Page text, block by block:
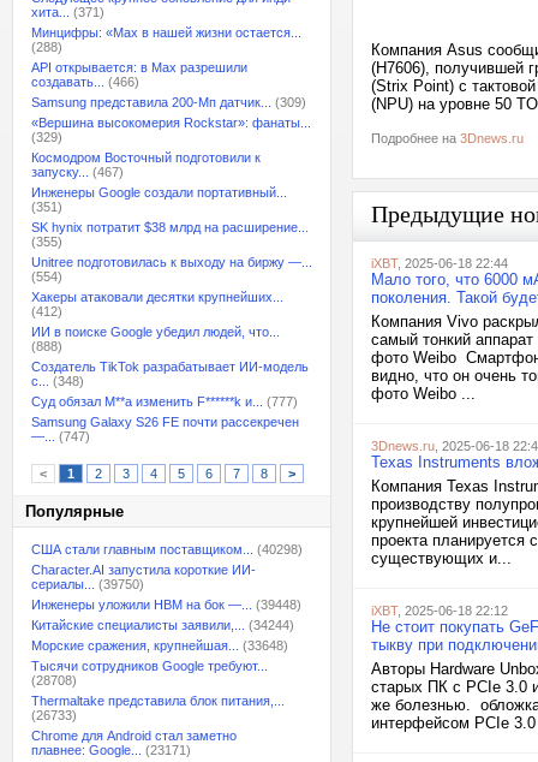
хита...
(371)
Минцифры: «Max в нашей жизни остается...
(288)
API открывается: в Max разрешили
создавать...
(466)
Samsung представила 200-Мп датчик...
(309)
«Вершина высокомерия Rockstar»: фанаты...
(329)
Космодром Восточный подготовили к
запуску...
(467)
Инженеры Google создали портативный...
(351)
SK hynix потратит $38 млрд на расширение...
(355)
Unitree подготовилась к выходу на биржу —...
(554)
Хакеры атаковали десятки крупнейших...
(412)
ИИ в поиске Google убедил людей, что...
(888)
Создатель TikTok разрабатывает ИИ-модель
с...
(348)
Суд обязал M**a изменить F******k и...
(777)
Samsung Galaxy S26 FE почти рассекречен
—...
(747)
< 1 2 3 4 5 6 7 8 >
Популярные
США стали главным поставщиком...
(40298)
Character.AI запустила короткие ИИ-
сериалы...
(39750)
Инженеры уложили HBM на бок —...
(39448)
Китайские специалисты заявили,...
(34244)
Морские сражения, крупнейшая...
(33648)
Тысячи сотрудников Google требуют...
(28708)
Thermaltake представила блок питания,...
(26733)
Chrome для Android стал заметно
плавнее: Google...
(23171)
Компания Asus
(H7606), получившей
(Strix Point) с
(NPU) на уровне 50
Подробнее на 3Dnews.ru
Предыдущие
iXBT, 2025-06-18 22:44
Мало того, что 6000
поколения. Такой
Компания Vivo
самый тонкий
фото Weibo
видно, что он очень
фото Weibo ...
3Dnews.ru , 2025-06-18
Texas Instruments
Компания Texas
производству
крупнейшей
проекта планируется
существующих и...
iXBT, 2025-06-18 22:12
Не стоит покупать
тыкву при
Авторы Hardware
старых ПК с PCIe 3.0
же болезнью.
интерфейсом PCIe